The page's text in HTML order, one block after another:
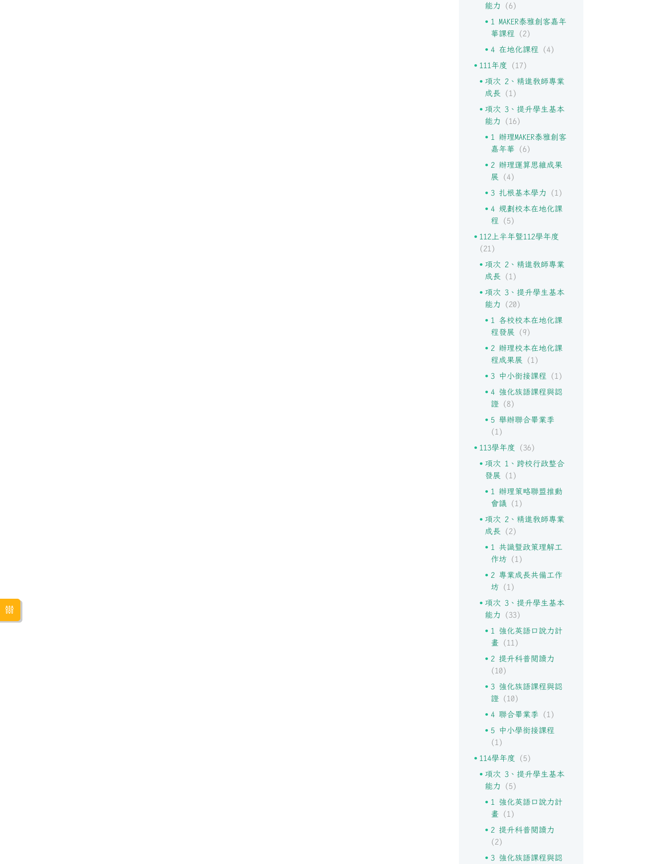
能力
(6)
1 MAKER泰雅創客嘉年
華課程 (2)
4 在地化課程 (4)
111年度 (17)
項次 2、精進教師專業
成長 (1)
項次 3、提升學生基本
能力
(16)
1 辦理MAKER泰雅創客
嘉年華 (6)
2 辦理運算思維成果
展 (4)
3 扎根基本學力 (1)
4 規劃校本在地化課
程 (5)
112上半年暨112學年度
(21)
項次 2、精進教師專業
成長 (1)
項次 3、提升學生基本
能力
(20)
1 各校校本在地化課
程發展 (9)
2 辦理校本在地化課
程成果展 (1)
3 中小銜接課程 (1)
4 強化族語課程與認
證(8)
5 舉辦聯合畢業季
(1)
113學年度 (36)
項次 1、跨校行政整合
發展 (1)
1 辦理策略聯盟推動
會議(1)
項次 2、精進教師專業
成長 (2)
1 共識暨政策理解工
作坊 (1)
2 專業成長共備工作
坊 (1)
項次 3、提升學生基本
能力
(33)
1 強化英語口說力計
畫 (11)
2 提升科普閱讀力
(10)
3 強化族語課程與認
證(10)
4 聯合畢業季 (1)
5 中小學銜接課程
(1)
114學年度 (5)
項次 3、提升學生基本
能力
(5)
1 強化英語口說力計
畫 (1)
2 提升科普閱讀力
(2)
3 強化族語課程與認